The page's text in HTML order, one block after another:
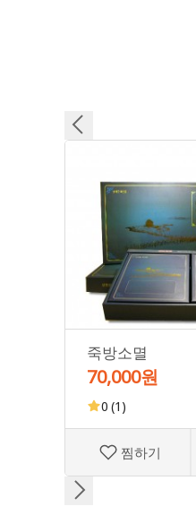
죽방소멸
70,000원
0 (1)
찜하기